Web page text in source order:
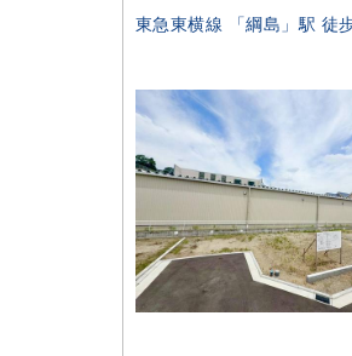
東急東横線 「綱島」駅 徒